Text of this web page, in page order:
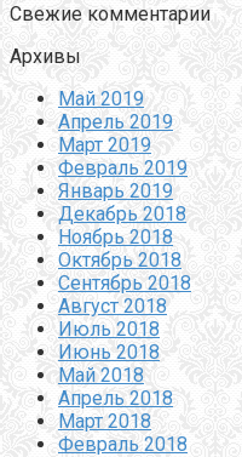
Свежие комментарии
Архивы
Май 2019
Апрель 2019
Март 2019
Февраль 2019
Январь 2019
Декабрь 2018
Ноябрь 2018
Октябрь 2018
Сентябрь 2018
Август 2018
Июль 2018
Июнь 2018
Май 2018
Апрель 2018
Март 2018
Февраль 2018